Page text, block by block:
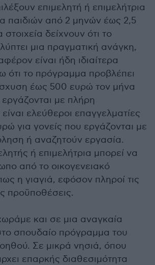
επιμελητή ή επιμελήτρια
παιδιών από 2 μηνών έως 2,5
δείχνουν ότι το
μια πραγματική ανάγκη,
είναι ήδη ιδιαίτερα
ότι το πρόγραμμα προβλέπει
έως 500 ευρώ τον μήνα
εργάζονται με πλήρη
ελεύθεροι επαγγελματίες
για γονείς που εργάζονται με
ή αναζητούν εργασία.
ή επιμελήτρια μπορεί να
από το οικογενειακό
η γιαγιά, εφόσον πληροί τις
προϋποθέσεις.
και σε μια αναγκαία
σπουδαίο πρόγραμμα του
Σε μικρά νησιά, όπου
επαρκής διαθεσιμότητα